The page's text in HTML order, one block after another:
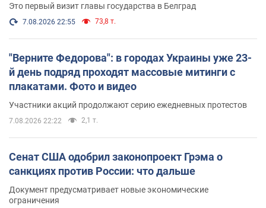
Это первый визит главы государства в Белград
7.08.2026 22:55 73,8 т.
"Верните Федорова": в городах Украины уже 23-
й день подряд проходят массовые митинги с
плакатами. Фото и видео
Участники акций продолжают серию ежедневных протестов
7.08.2026 22:22 2,1 т.
Сенат США одобрил законопроект Грэма о
санкциях против России: что дальше
Документ предусматривает новые экономические
ограничения